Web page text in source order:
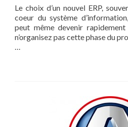
Le choix d’un nouvel ERP,
coeur du système
peut même devenir
n’organisez pas cette phase du
…